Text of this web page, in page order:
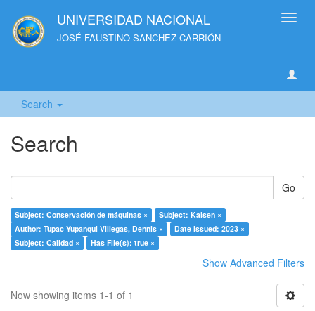
UNIVERSIDAD NACIONAL
JOSÉ FAUSTINO SANCHEZ CARRIÓN
Search
Search
Go
Subject: Conservación de máquinas ×
Subject: Kaisen ×
Author: Tupac Yupanqui Villegas, Dennis ×
Date issued: 2023 ×
Subject: Calidad ×
Has File(s): true ×
Show Advanced Filters
Now showing items 1-1 of 1